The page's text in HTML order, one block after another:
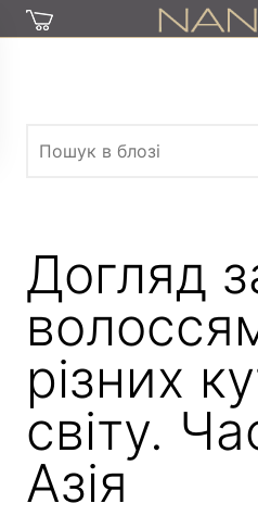
Догляд
різних
світу.
Азія